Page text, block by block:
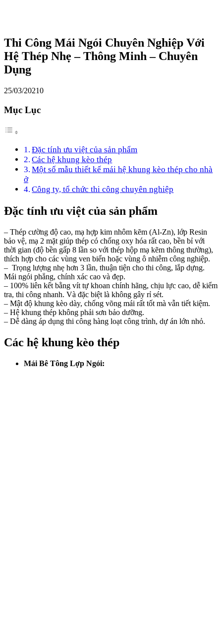
Thi Công Mái Ngói Chuyên Nghiệp Với
Hệ Thép Nhẹ – Thông Minh – Chuyên
Dụng
25/03/20210
Mục Lục
Đặc tính ưu việt của sản phẩm
Các hệ khung kèo thép
Một số mẫu thiết kế mái hệ khung kèo thép cho nhà
ở
Công ty, tổ chức thi công chuyên nghiệp
Đặc tính ưu việt của sản phẩm
– Thép cường độ cao, mạ hợp kim nhôm kẽm (Al-Zn), lớp Resin
bảo vệ, mạ 2 mặt giúp thép có chống oxy hóa rất cao, bền bỉ với
thời gian (độ bền gấp 8 lần so với thép hộp mạ kẽm thông thường),
thích hợp cho các vùng ven biển hoặc vùng ô nhiễm công nghiệp.
– Trọng lượng nhẹ hơn 3 lần, thuận tiện cho thi công, lắp dựng.
Mái ngói phẳng, chính xác cao và đẹp.
– 100% liên kết bằng vít tự khoan chính hãng, chịu lực cao, dễ kiểm
tra, thi công nhanh. Và đặc biệt là không gây rỉ sét.
– Mật độ khung kèo dày, chống võng mái rất tốt mà vẫn tiết kiệm.
– Hệ khung thép không phải sơn bảo dưỡng.
– Dễ dàng áp dụng thi công hàng loạt công trình, dự án lớn nhỏ.
Các hệ khung kèo thép
Mái Bê Tông Lợp Ngói: